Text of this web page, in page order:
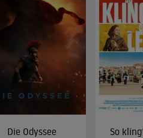
Die Odyssee So